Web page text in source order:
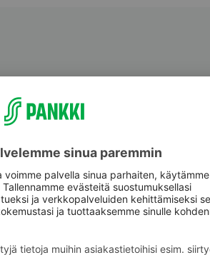
Päivitä asiakastietosi
Tarkista
Tule asiakkaaksi